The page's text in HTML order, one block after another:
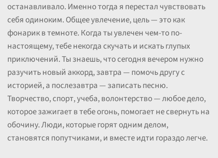
останавливало. Именно тогда я перестал чувствовать
себя одиноким. Общее увлечение, цель — это как
фонарик в темноте. Когда ты увлечен чем-то по-
настоящему, тебе некогда скучать и искать глупых
приключений. Ты знаешь, что сегодня вечером нужно
разучить новый аккорд, завтра — помочь другу с
историей, а послезавтра — записать песню.
Творчество, спорт, учеба, волонтерство — любое дело,
которое зажигает в тебе огонь, помогает не свернуть на
обочину. Люди, которые горят одним делом,
становятся попутчиками, и вместе идти гораздо легче.